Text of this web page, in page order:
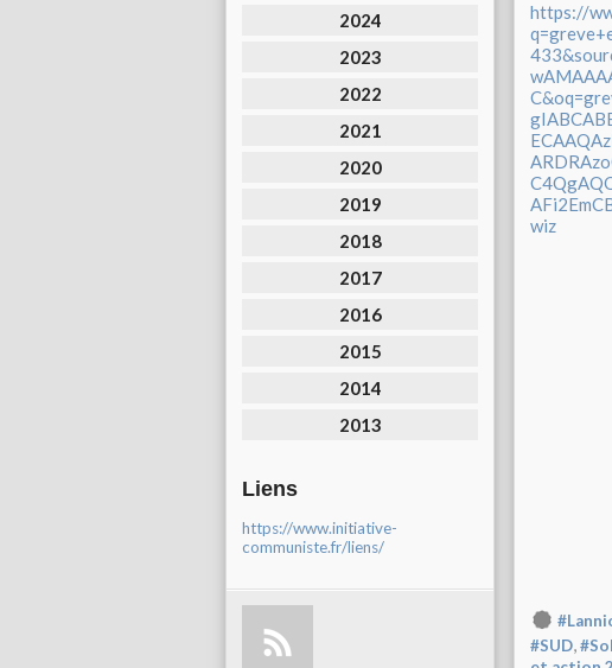
2024
2023
2022
2021
2020
2019
2018
2017
2016
2015
2014
2013
Liens
https://www.initiative-
communiste.fr/liens/
https://
wiz
#SUD,